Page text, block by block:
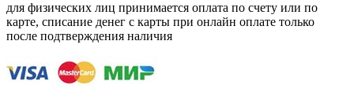
для физических лиц принимается оплата по счету или по
карте, списание денег с карты при онлайн оплате только
после подтверждения наличия